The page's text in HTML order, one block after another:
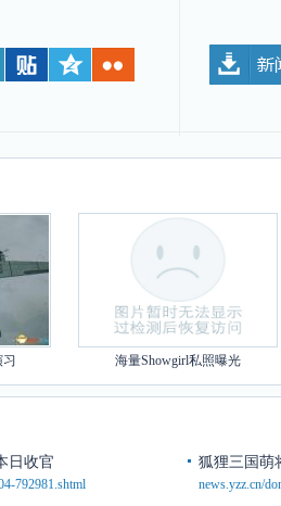
海量Showgirl私照曝光
日收官
792981.shtml
狐狸三国萌
news.yzz.cn/